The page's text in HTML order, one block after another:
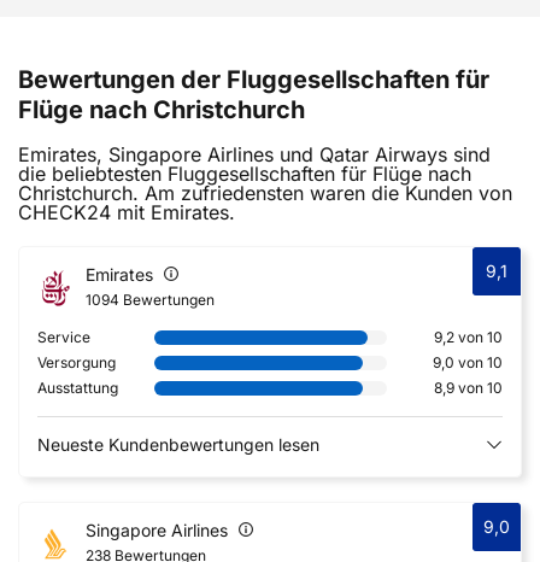
Bewertungen der Fluggesellschaften für
Flüge nach Christchurch
Emirates, Singapore Airlines und Qatar Airways sind
die beliebtesten Fluggesellschaften für Flüge nach
Christchurch. Am zufriedensten waren die Kunden von
CHECK24 mit Emirates.
Emirates
1094 Bewertungen
9,1
Service
9,2 von 10
Versorgung
9,0 von 10
Ausstattung
8,9 von 10
Neueste Kundenbewertungen lesen
Singapore Airlines
238 Bewertungen
9,0